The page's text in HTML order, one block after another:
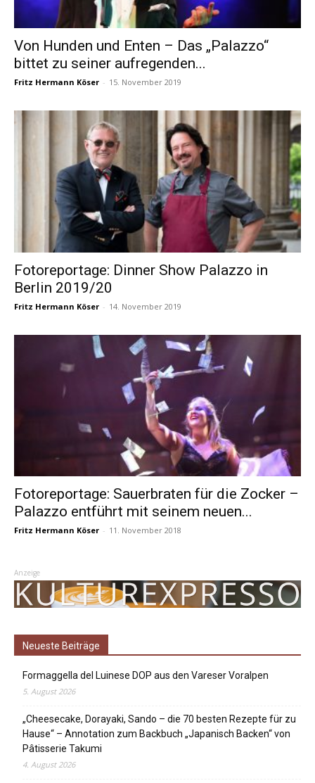
Von Hunden und Enten – Das „Palazzo“
bittet zu seiner aufregenden...
Fritz Hermann Köser - 15. November 2019
Fotoreportage: Dinner Show Palazzo in
Berlin 2019/20
Fritz Hermann Köser - 14. November 2019
Fotoreportage: Sauerbraten für die Zocker –
Palazzo entführt mit seinem neuen...
Fritz Hermann Köser - 11. November 2018
Anzeige
Neueste Beiträge
Formaggella del Luinese DOP aus den Vareser Voralpen
5. August 2026
„Cheesecake, Dorayaki, Sando – die 70 besten Rezepte für zu
Hause“ – Annotation zum Backbuch „Japanisch Backen“ von
Pâtisserie Takumi
4. August 2026